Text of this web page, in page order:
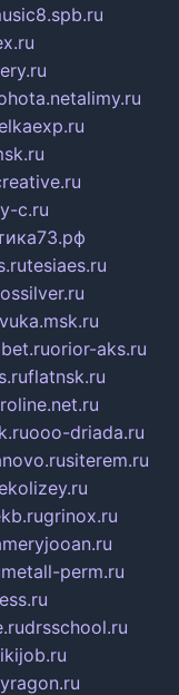
alimy.ru
c.ru
tesiaes.ru
orior-aks.ru
flatnsk.ru
ooo-driada.ru
siterem.ru
grinox.ru
metall-perm.ru
drsschool.ru